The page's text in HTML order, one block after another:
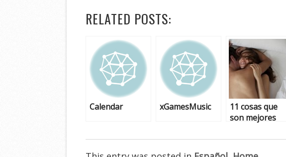
RELATED POSTS:
Calendar xGamesMusic
11 cosas que
son mejores
enamorado